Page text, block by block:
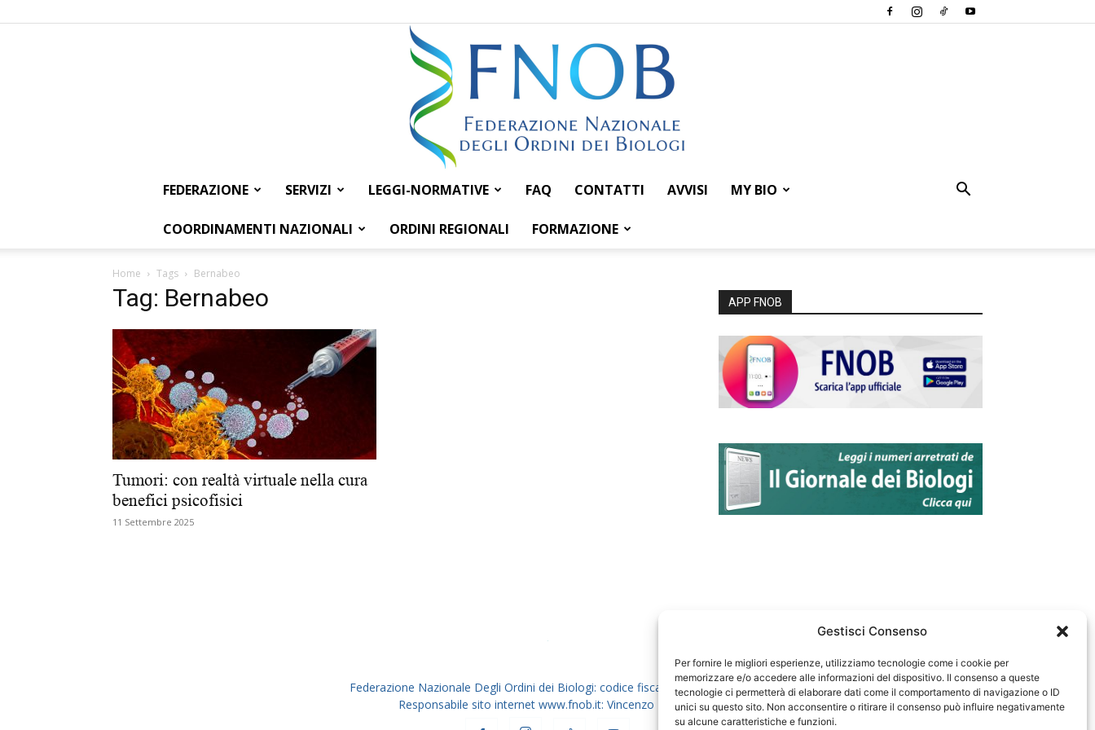
Gestisci Consenso
Per fornire le migliori esperienze, utilizziamo tecnologie come i cookie per
memorizzare e/o accedere alle informazioni del dispositivo. Il consenso a queste
tecnologie ci permetterà di elaborare dati come il comportamento di navigazione o ID
unici su questo sito. Non acconsentire o ritirare il consenso può influire negativamente
su alcune caratteristiche e funzioni.
Federazione
dei
FEDERAZIONE SERVIZI LEGGI-NORMATIVE FAQ CONTATTI AVVISI MY BIO
COORDINAMENTI NAZIONALI ORDINI REGIONALI FORMAZIONE
Home Tags Bernabeo
Tag: Bernabeo
Tumori: con realtà virtuale nella cura
benefici psicofisici
11 Settembre 2025
APP FNOB
Federazione Nazionale Degli Ordini dei Biologi: codice fiscale 80069130583
Responsabile sito internet www.fnob.it: Vincenzo D'Anna